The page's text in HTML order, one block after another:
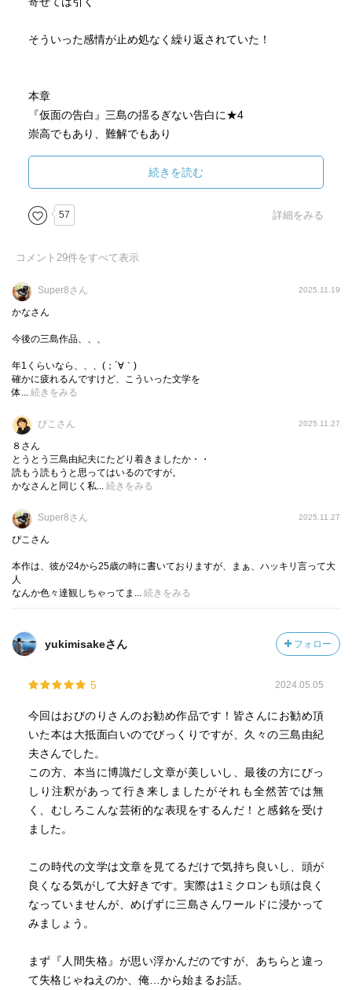
そういった感情が止め処なく繰り返されていた！
本章
『仮面の告白』三島の揺るぎない告白に★4
崇高でもあり、難解でもあり
もどかしさ、狂おしいさ、やるせなさ
その吐き出す出口が見当たらずカタルシスが得られない
逆に捌け口を内面に放出するのがこの文学における
カタルシスなのか!?
兎にも角にも、戦後間もない時代と25歳という
年齢でのこの文体とカミングアウトに
アッパレと云いたい!
天才である！
エピローグ
『仮面の告白』という題名は、
正に言い得て妙である
世には、そういう性癖であることを察知させずに、
読者にはそう告白しているからである
崇高だとか文学的だとは、露とも思わないが
彼はそういったチッポケな概念を軽く凌駕している
決して追い越すことはないのだろう
あたかも白昼夢の中で繰り広げられたかのような
幻想的なこの告白に感服せざる負えない
今尚、語り継がれる所以は、処女作である本作に
既に存在してたのかもしれない!!!
完
あとがき
続きを読む
57 詳細をみる
コメント 29件をすべて表示
Super8さん 2025.11.19
かなさん
今後の三島作品、、、
年1くらいなら、、、(；´∀｀)
確かに疲れるんですけど、こういった文学を
体... 続きをみる
ぴこさん 2025.11.27
８さん
とうとう三島由紀夫にたどり着きましたか・・
読もう読もうと思ってはいるのですが。
かなさんと同じく私... 続きをみる
Super8さん 2025.11.27
ぴこさん
本作は、彼が24から25歳の時に書いておりますが、まぁ、ハッキリ言って大
人
なんか色々達観しちゃってま... 続きをみる
yukimisakeさん フォロー
5 2024.05.05
今回はおびのりさんのお勧め作品です！皆さんにお勧め頂
いた本は大抵面白いのでびっくりですが、久々の三島由紀
夫さんでした。
この方、本当に博識だし文章が美しいし、最後の方にびっ
しり注釈があって行き来しましたがそれも全然苦では無
く、むしろこんな芸術的な表現をするんだ！と感銘を受け
ました。
この時代の文学は文章を見てるだけで気持ち良いし、頭が
良くなる気がして大好きです。実際は1ミクロンも頭は良く
なっていませんが、めげずに三島さんワールドに浸かって
みましょう。
まず『人間失格』が思い浮かんだのですが、あちらと違っ
て失格じゃねえのか、俺…から始まるお話。